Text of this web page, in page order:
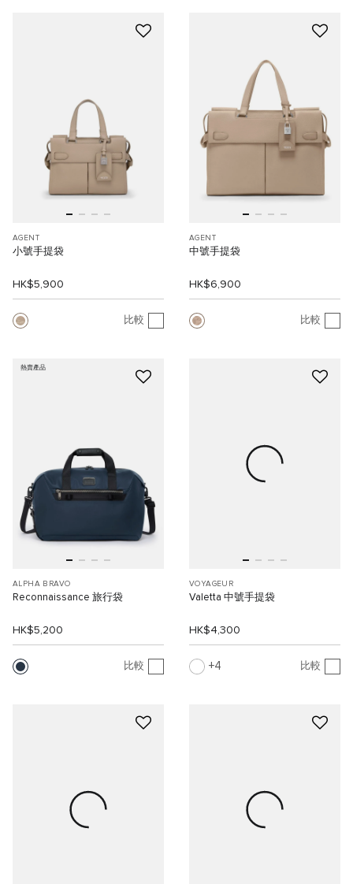
AGENT
小號手提袋
HK$5,900
比較
AGENT
中號手提袋
HK$6,900
比較
熱賣產品
ALPHA BRAVO
Reconnaissance 旅行袋
HK$5,200
比較
VOYAGEUR
Valetta 中號手提袋
HK$4,300
4 比較